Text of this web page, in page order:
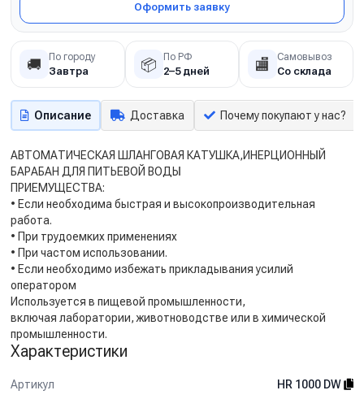
Оформить заявку
🚚 По городу
Завтра 📦 По РФ
2–5 дней 🏬 Самовывоз
Со склада
Описание Доставка Почему покупают у нас?
АВТОМАТИЧЕСКАЯ ШЛАНГОВАЯ КАТУШКА,ИНЕРЦИОННЫЙ
БАРАБАН ДЛЯ ПИТЬЕВОЙ ВОДЫ
ПРИЕМУЩЕСТВА:
• Если необходима быстрая и высокопроизводительная
работа.
• При трудоемких применениях
• При частом использовании.
• Если необходимо избежать прикладывания усилий
оператором
Используется в пищевой промышленности,
включая лаборатории, животноводстве или в химической
промышленности.
Характеристики
Артикул
HR 1000 DW